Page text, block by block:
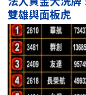
雙雄與面板虎